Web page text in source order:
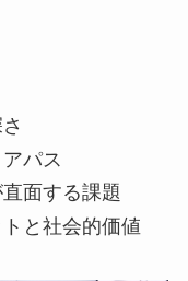
パス
面する課題
と社会的価値